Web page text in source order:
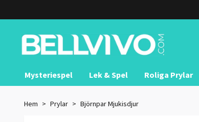
Mysteriespel Lek & Spel Roliga Prylar
Hem Prylar Björnpar Mjukisdjur